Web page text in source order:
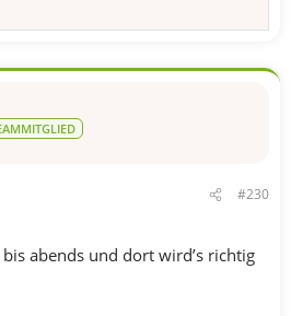
#230
abends und dort wird’s richtig